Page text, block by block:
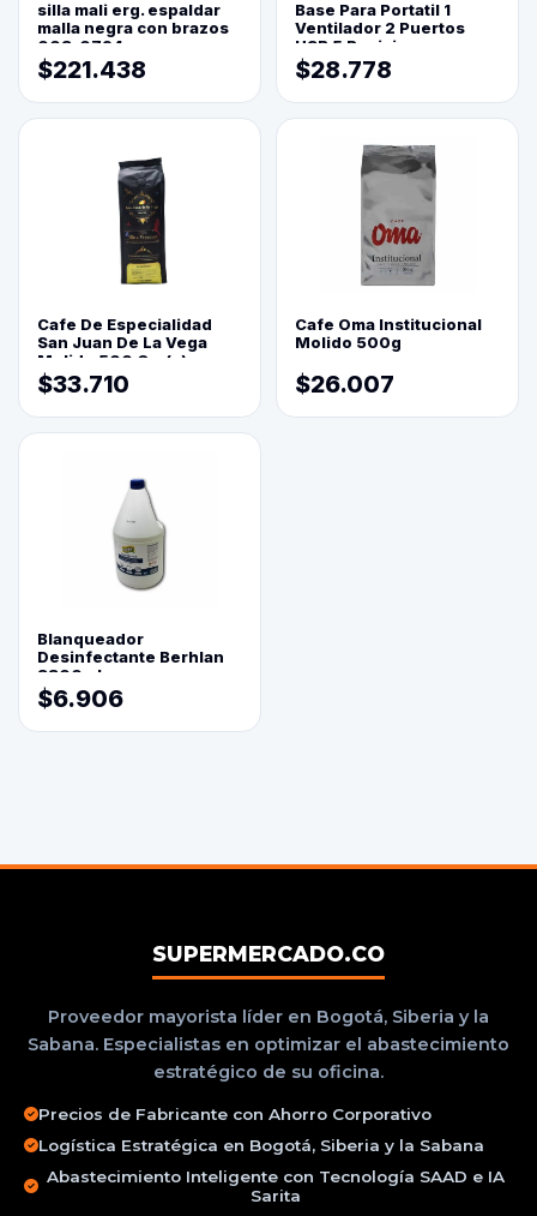
silla mali erg. espaldar
malla negra con brazos
003-0794
$221.438
Base Para Portatil 1
Ventilador 2 Puertos
USB 5 Posiciones
$28.778
Cafe De Especialidad
San Juan De La Vega
Molido 500 Grs(=)
$33.710
Cafe Oma Institucional
Molido 500g
$26.007
Blanqueador
Desinfectante Berhlan
3800ml
$6.906
SUPERMERCADO.CO
Proveedor mayorista líder en Bogotá, Siberia y la
Sabana. Especialistas en optimizar el abastecimiento
estratégico de su oficina.
Precios de Fabricante con Ahorro Corporativo
Logística Estratégica en Bogotá, Siberia y la Sabana
Abastecimiento Inteligente con Tecnología SAAD e IA
Sarita